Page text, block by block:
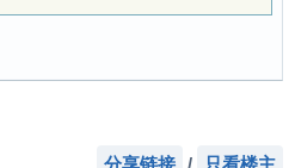
分享链接 / 只看楼主